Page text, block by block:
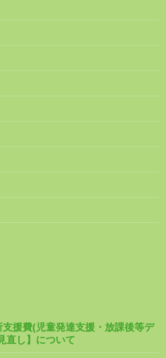
援費(児童発達支援・放課後等デ
直し】について